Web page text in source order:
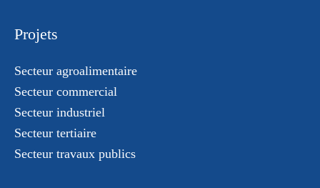
Projets
Secteur agroalimentaire
Secteur commercial
Secteur industriel
Secteur tertiaire
Secteur travaux publics